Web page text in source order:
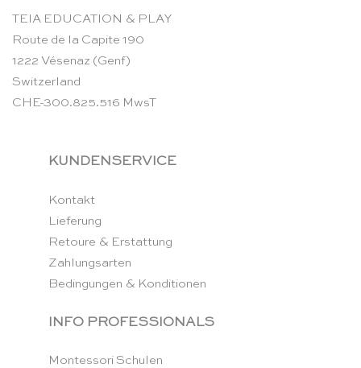
TEIA EDUCATION & PLAY
Route de la Capite 190
1222 Vésenaz (Genf)
Switzerland
CHE-300.825.516 MwsT
KUNDENSERVICE
Kontakt
Lieferung
Retoure & Erstattung
Zahlungsarten
Bedingungen & Konditionen
INFO PROFESSIONALS
Montessori Schulen